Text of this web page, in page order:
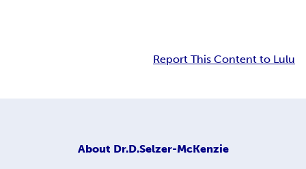
Report This Content to Lulu
About Dr.D.Selzer-McKenzie